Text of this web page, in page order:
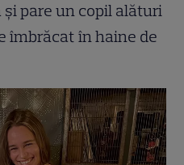
pare un copil alături
îmbrăcat în haine de